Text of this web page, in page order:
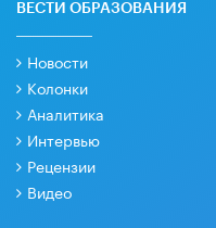
ВЕСТИ ОБРАЗОВАНИЯ
Новости
Колонки
Аналитика
Интервью
Рецензии
Видео